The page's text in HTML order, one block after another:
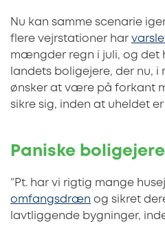
Nu kan samme scenarie
flere vejrstationer har
mængder regn i juli, og det
landets boligejere, der nu,
ønsker at være på forkant
sikre sig, inden at uheldet er
Paniske boligejere
”Pt. har vi rigtig mange
omfangsdræn og sikret
lavtliggende bygninger,